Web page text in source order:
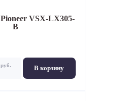
Pioneer VSX-LX305-
B
В корзину
руб.